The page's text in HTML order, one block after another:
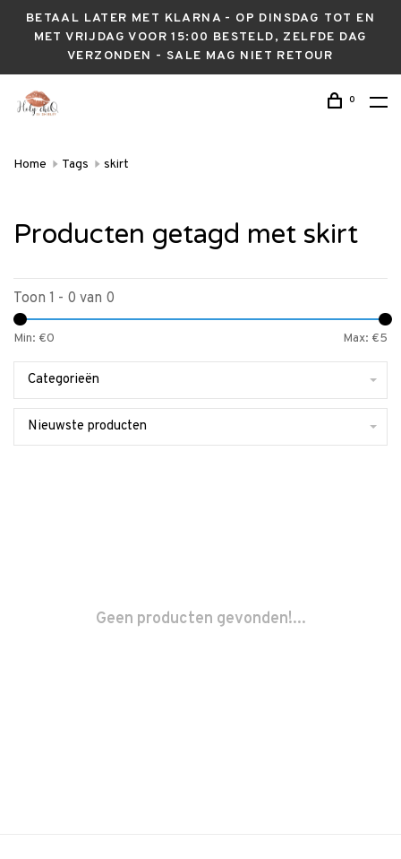
BETAAL LATER MET KLARNA - OP DINSDAG TOT EN
MET VRIJDAG VOOR 15:00 BESTELD, ZELFDE DAG
VERZONDEN - SALE MAG NIET RETOUR
0
Home Tags skirt
Producten getagd met skirt
Toon 1 - 0 van 0
Min: €0 Max: €5
Categorieën
Nieuwste producten
Geen producten gevonden!...